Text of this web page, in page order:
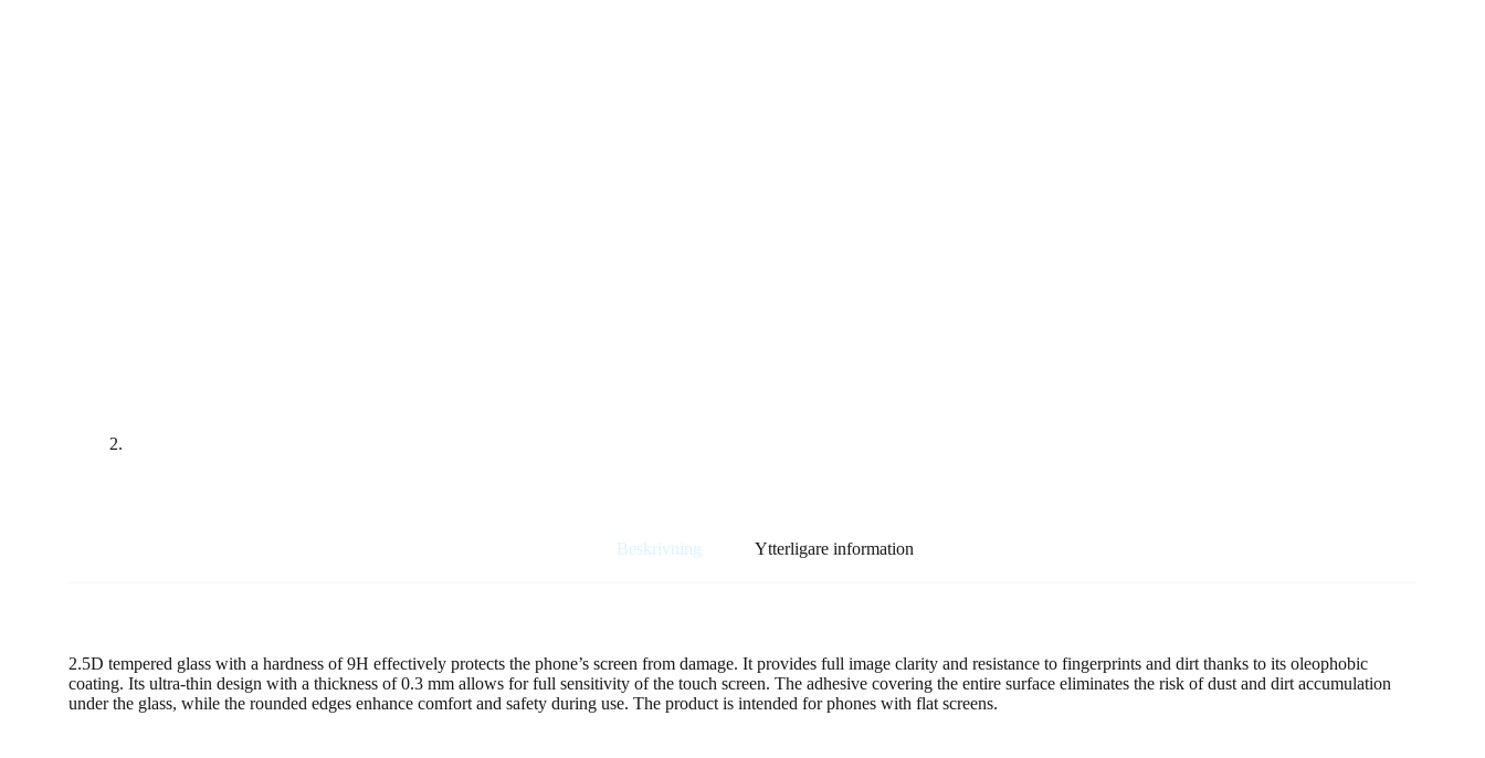
Beskrivning Ytterligare information
2.5D tempered glass with a hardness of 9H effectively protects the phone’s screen from damage. It provides full image clarity and resistance to fingerprints and dirt thanks to its oleophobic
coating. Its ultra-thin design with a thickness of 0.3 mm allows for full sensitivity of the touch screen. The adhesive covering the entire surface eliminates the risk of dust and dirt accumulation
under the glass, while the rounded edges enhance comfort and safety during use. The product is intended for phones with flat screens.